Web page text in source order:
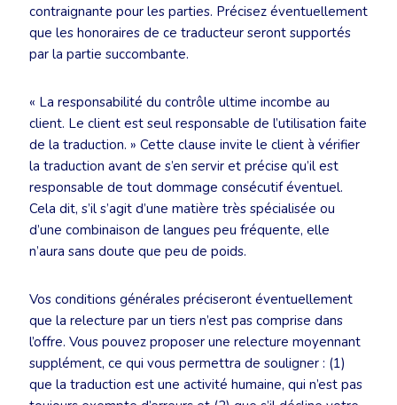
contraignante pour les parties. Précisez éventuellement
que les honoraires de ce traducteur seront supportés
par la partie succombante.
« La responsabilité du contrôle ultime incombe au
client. Le client est seul responsable de l’utilisation faite
de la traduction. » Cette clause invite le client à vérifier
la traduction avant de s’en servir et précise qu’il est
responsable de tout dommage consécutif éventuel.
Cela dit, s’il s’agit d’une matière très spécialisée ou
d’une combinaison de langues peu fréquente, elle
n’aura sans doute que peu de poids.
Vos conditions générales préciseront éventuellement
que la relecture par un tiers n’est pas comprise dans
l’offre. Vous pouvez proposer une relecture moyennant
supplément, ce qui vous permettra de souligner : (1)
que la traduction est une activité humaine, qui n’est pas